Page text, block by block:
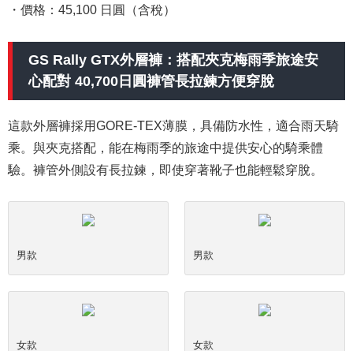
・價格：45,100 日圓（含稅）
GS Rally GTX外層褲：搭配夾克梅雨季旅途安
心配對 40,700日圓褲管長拉鍊方便穿脫
這款外層褲採用GORE-TEX薄膜，具備防水性，適合雨天騎
乘。與夾克搭配，能在梅雨季的旅途中提供安心的騎乘體
驗。褲管外側設有長拉鍊，即使穿著靴子也能輕鬆穿脫。
男款 男款
女款 女款